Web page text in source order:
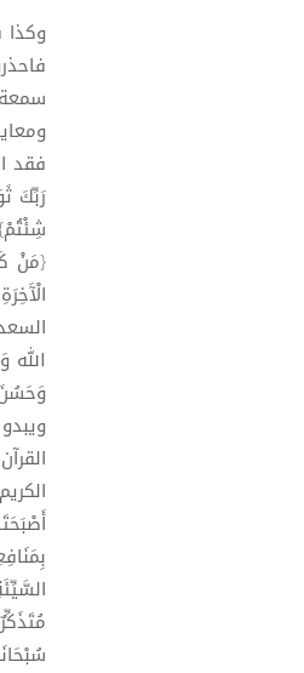
وكذا
فقد
{مَنْ
وَحَسُنَ